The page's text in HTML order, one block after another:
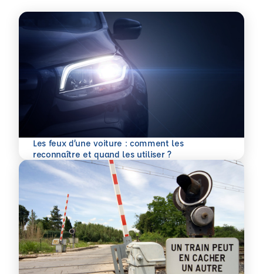
Les feux d’une voiture : comment les
reconnaître et quand les utiliser ?
En savoir plus